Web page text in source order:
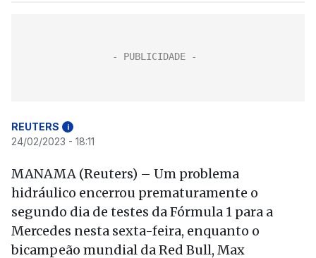
REUTERS i
24/02/2023 - 18:11
MANAMA (Reuters) – Um problema
hidráulico encerrou prematuramente o
segundo dia de testes da Fórmula 1 para a
Mercedes nesta sexta-feira, enquanto o
bicampeão mundial da Red Bull, Max